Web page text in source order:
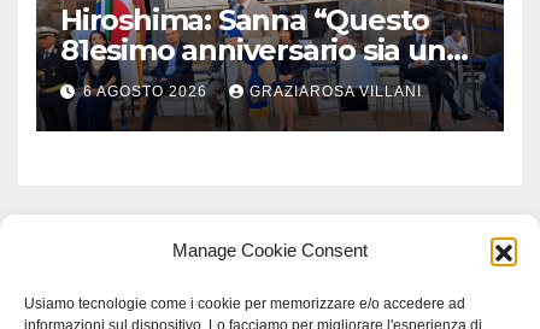
Manage Cookie Consent
Usiamo tecnologie come i cookie per memorizzare e/o accedere ad
informazioni sul dispositivo. Lo facciamo per migliorare l'esperienza di
Hiroshima: Sanna “Questo
81esimo anniversario sia un
monito per tutti”
6 AGOSTO 2026 GRAZIAROSA VILLANI